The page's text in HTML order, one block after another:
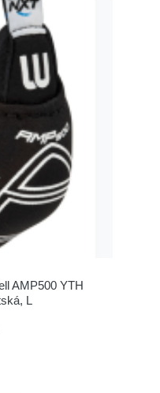
AMP500 YTH
L